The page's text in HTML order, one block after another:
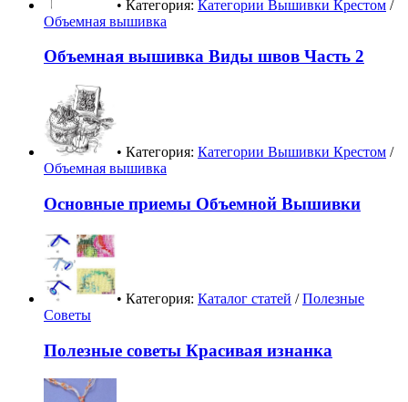
• Категория: Категории Вышивки Крестом /
Объемная вышивка
Объемная вышивка Виды швов Часть 2
• Категория: Категории Вышивки Крестом /
Объемная вышивка
Основные приемы Объемной Вышивки
• Категория: Каталог статей /Полезные
Советы
Полезные советы Красивая изнанка